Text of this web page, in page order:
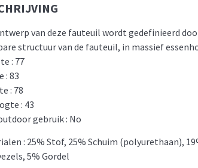
van deze fauteuil wordt gedefinieerd
structuur van de fauteuil, in massief
: 77
: 83
: 78
: 43
gebruik : No
: 25% Stof, 25% Schuim (polyurethaan),
5% Gordel